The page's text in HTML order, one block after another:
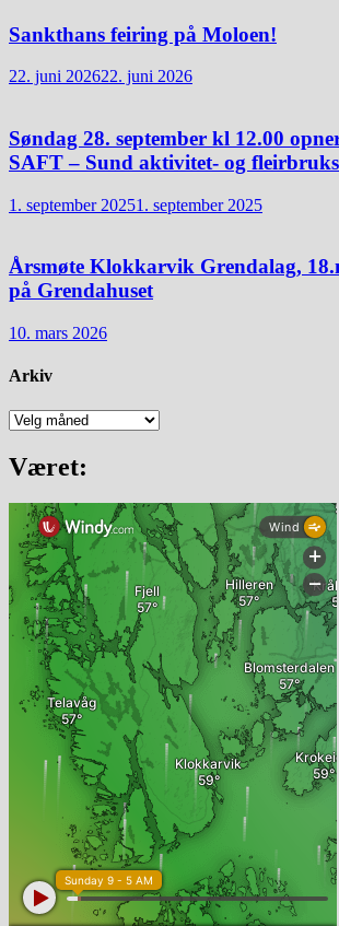
Sankthans feiring på Moloen!
22. juni 202622. juni 2026
Søndag 28. september kl 12.00
SAFT – Sund aktivitet- og
1. september 20251. september 2025
Årsmøte Klokkarvik Grendalag,
på Grendahuset
10. mars 2026
Arkiv
Arkiv
Været: